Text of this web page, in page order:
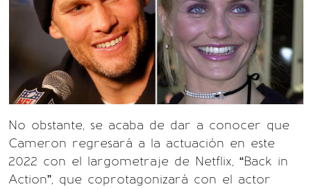
No obstante, se acaba de dar a conocer que
Cameron regresará a la actuación en este
2022 con el largometraje de Netflix, “Back in
Action”, que coprotagonizará con el actor